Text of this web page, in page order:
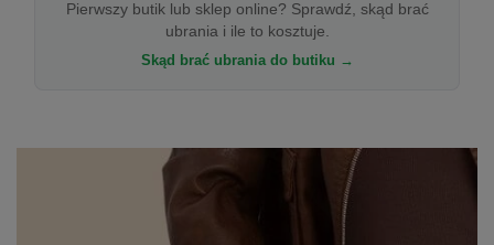
Pierwszy butik lub sklep online? Sprawdź, skąd brać
ubrania i ile to kosztuje.
Skąd brać ubrania do butiku →